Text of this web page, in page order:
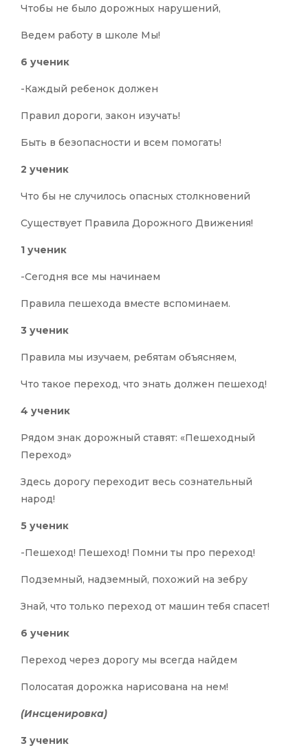
Чтобы не было дорожных нарушений,
Ведем работу в школе Мы!
6 ученик
-Каждый ребенок должен
Правил дороги, закон изучать!
Быть в безопасности и всем помогать!
2 ученик
Что бы не случилось опасных столкновений
Существует Правила Дорожного Движения!
1 ученик
-Сегодня все мы начинаем
Правила пешехода вместе вспоминаем.
3 ученик
Правила мы изучаем, ребятам объясняем,
Что такое переход, что знать должен пешеход!
4 ученик
Рядом знак дорожный ставят: «Пешеходный
Переход»
Здесь дорогу переходит весь сознательный
народ!
5 ученик
-Пешеход! Пешеход! Помни ты про переход!
Подземный, надземный, похожий на зебру
Знай, что только переход от машин тебя спасет!
6 ученик
Переход через дорогу мы всегда найдем
Полосатая дорожка нарисована на нем!
(Инсценировка)
3 ученик